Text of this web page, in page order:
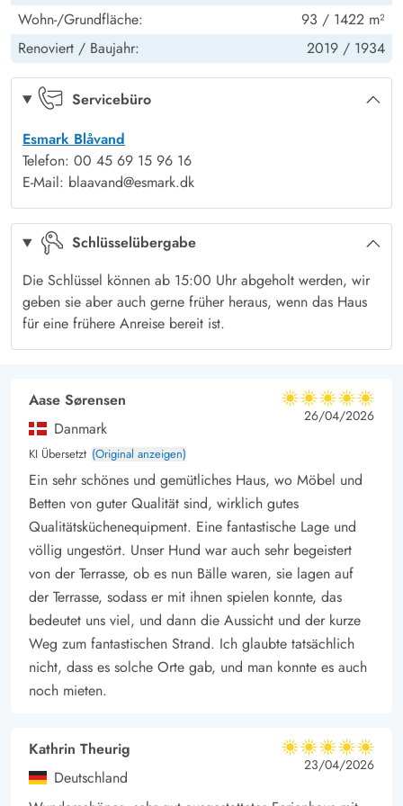
unvergesslichen Zeit.
Wohn-/Grundfläche:
93 / 1422 m²
Renoviert / Baujahr: 2019 / 1934
Servicebüro
Esmark Blåvand
Telefon: 00 45 69 15 96 16
E-Mail: blaavand@esmark.dk
Schlüsselübergabe
Die Schlüssel können ab 15:00 Uhr abgeholt werden, wir
geben sie aber auch gerne früher heraus, wenn das Haus
für eine frühere Anreise bereit ist.
Kinder: Kinderbett 1
Aase Sørensen
Danmark
KI Übersetzt (Original anzeigen)
5 von 5
5 von 5
5 out of 5
26/04/2026
Ein sehr schönes und gemütliches Haus, wo Möbel und
Betten von guter Qualität sind, wirklich gutes
Qualitätsküchenequipment. Eine fantastische Lage und
völlig ungestört. Unser Hund war auch sehr begeistert
von der Terrasse, ob es nun Bälle waren, sie lagen auf
der Terrasse, sodass er mit ihnen spielen konnte, das
bedeutet uns viel, und dann die Aussicht und der kurze
Weg zum fantastischen Strand. Ich glaubte tatsächlich
nicht, dass es solche Orte gab, und man konnte es auch
noch mieten.
Kathrin Theurig
Deutschland
5 von 5
5 von 5
5 out of 5
23/04/2026